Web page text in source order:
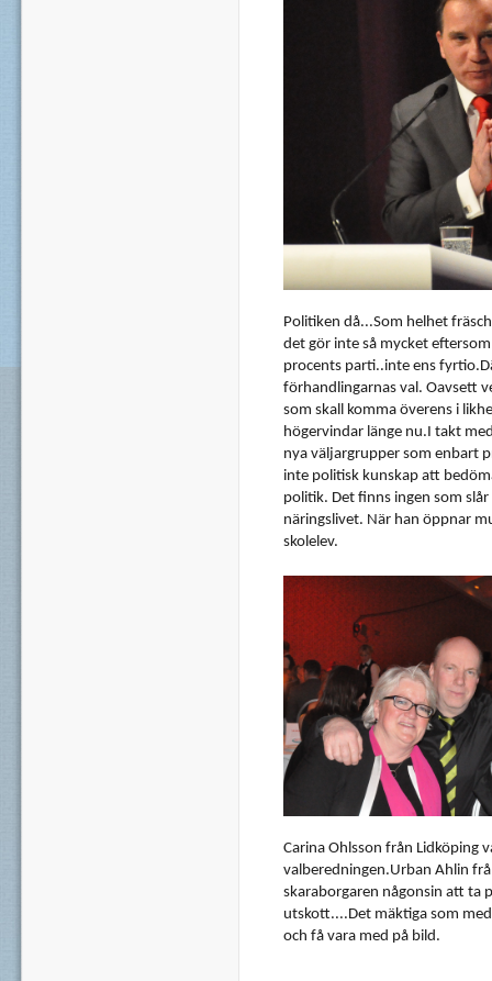
Politiken då...Som helhet
det gör inte så mycket eftersom
procents parti..inte ens
förhandlingarnas val. Oavsett
som skall komma överens i
högervindar länge nu.I takt
nya väljargrupper som enbart
inte politisk kunskap att
politik. Det finns ingen som slår
näringslivet. När han öppnar
skolelev.
Carina Ohlsson från Lidköping
valberedningen.Urban Ahlin
skaraborgaren någonsin att ta
utskott....Det mäktiga som
och få vara med på bild.